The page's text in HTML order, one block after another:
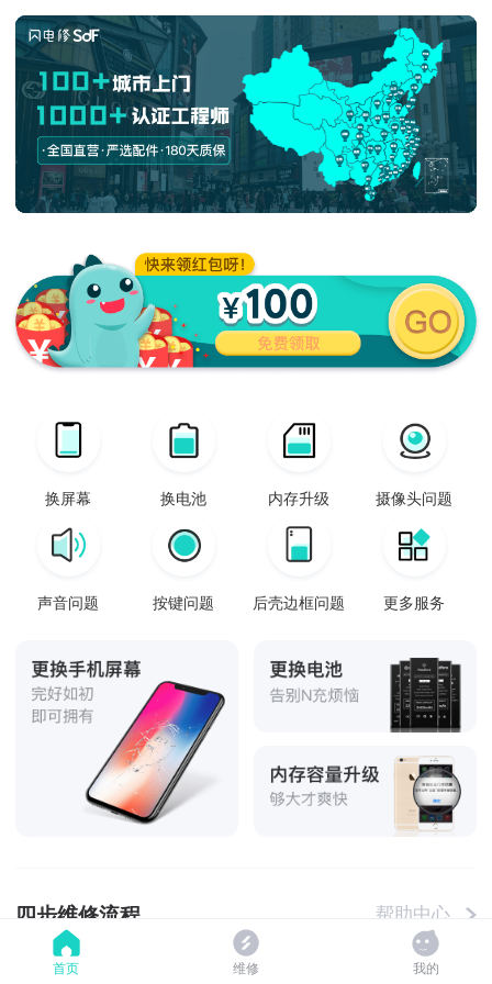
换屏幕 换电池 内存升级 摄像头问题
声音问题 按键问题 后壳边框问题 更多服务
四步维修流程 帮助中心
首页 维修 我的